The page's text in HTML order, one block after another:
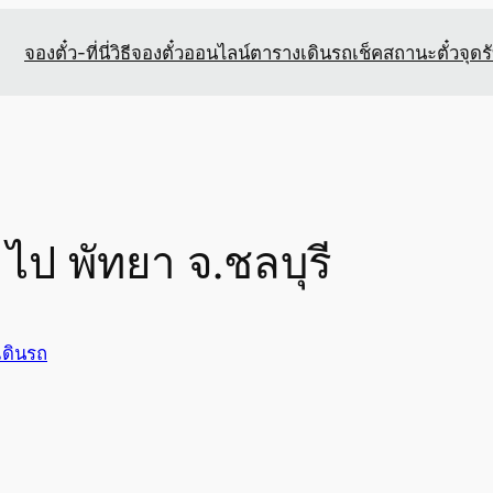
จองตั๋ว-ที่นี่วิธีจองตั๋วออนไลน์ตารางเดินรถเช็คสถานะตั๋วจุด
ป พัทยา จ.ชลบุรี
ดินรถ